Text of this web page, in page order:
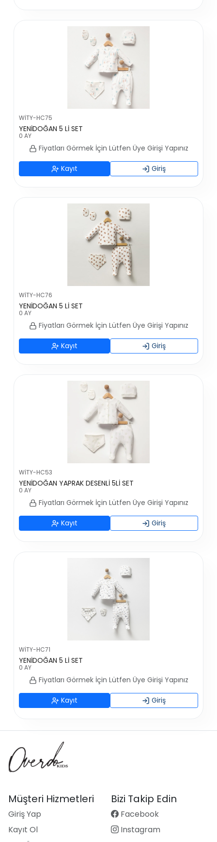
WİTY-HC75
YENİDOĞAN 5 Lİ SET
0 AY
Fiyatları Görmek İçin Lütfen Üye Girişi Yapınız
Kayıt Giriş
WİTY-HC76
YENİDOĞAN 5 Lİ SET
0 AY
Fiyatları Görmek İçin Lütfen Üye Girişi Yapınız
Kayıt Giriş
WİTY-HC53
YENİDOĞAN YAPRAK DESENLİ 5Lİ SET
0 AY
Fiyatları Görmek İçin Lütfen Üye Girişi Yapınız
Kayıt Giriş
WİTY-HC71
YENİDOĞAN 5 Lİ SET
0 AY
Fiyatları Görmek İçin Lütfen Üye Girişi Yapınız
Kayıt Giriş
Müşteri Hizmetleri
Giriş Yap
Kayıt Ol
Bizi Takip Edin
Facebook
Instagram